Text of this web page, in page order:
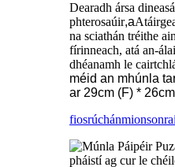
Dearadh ársa
phterosaúir,a
na sciathán tréithe
fírinneach, atá an-
dhéanamh le
méid an mhúnla
ar 29cm (F) *
fiosrúchán